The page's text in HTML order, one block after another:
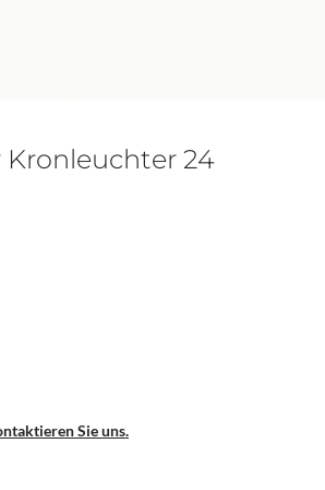
Kronleuchter 24
Sie uns.